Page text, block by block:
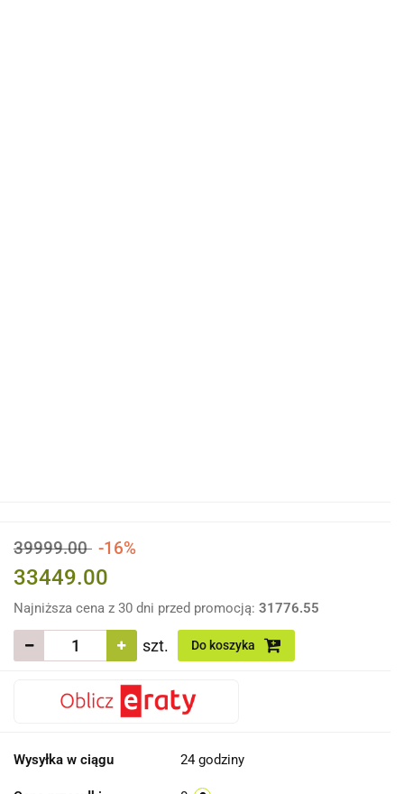
39999.00 -16%
33449.00
Najniższa cena z 30 dni przed promocją: 31776.55
szt. Do koszyka
Wysyłka w ciągu 24 godziny